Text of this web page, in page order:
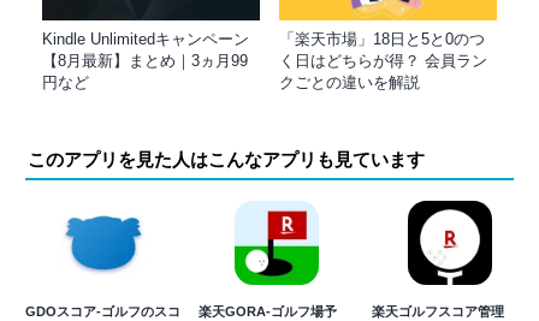
Kindle Unlimitedキャンペーン
【8月最新】まとめ｜3ヵ月99
円など
「楽天市場」18日と5と0のつ
く日はどちらが得？ 会員ラン
クごとの違いを解説
このアプリを見た人はこんなアプリも見ています
GDOスコア-ゴルフのスコ
楽天GORA-ゴルフ場予
楽天ゴルフスコア管理